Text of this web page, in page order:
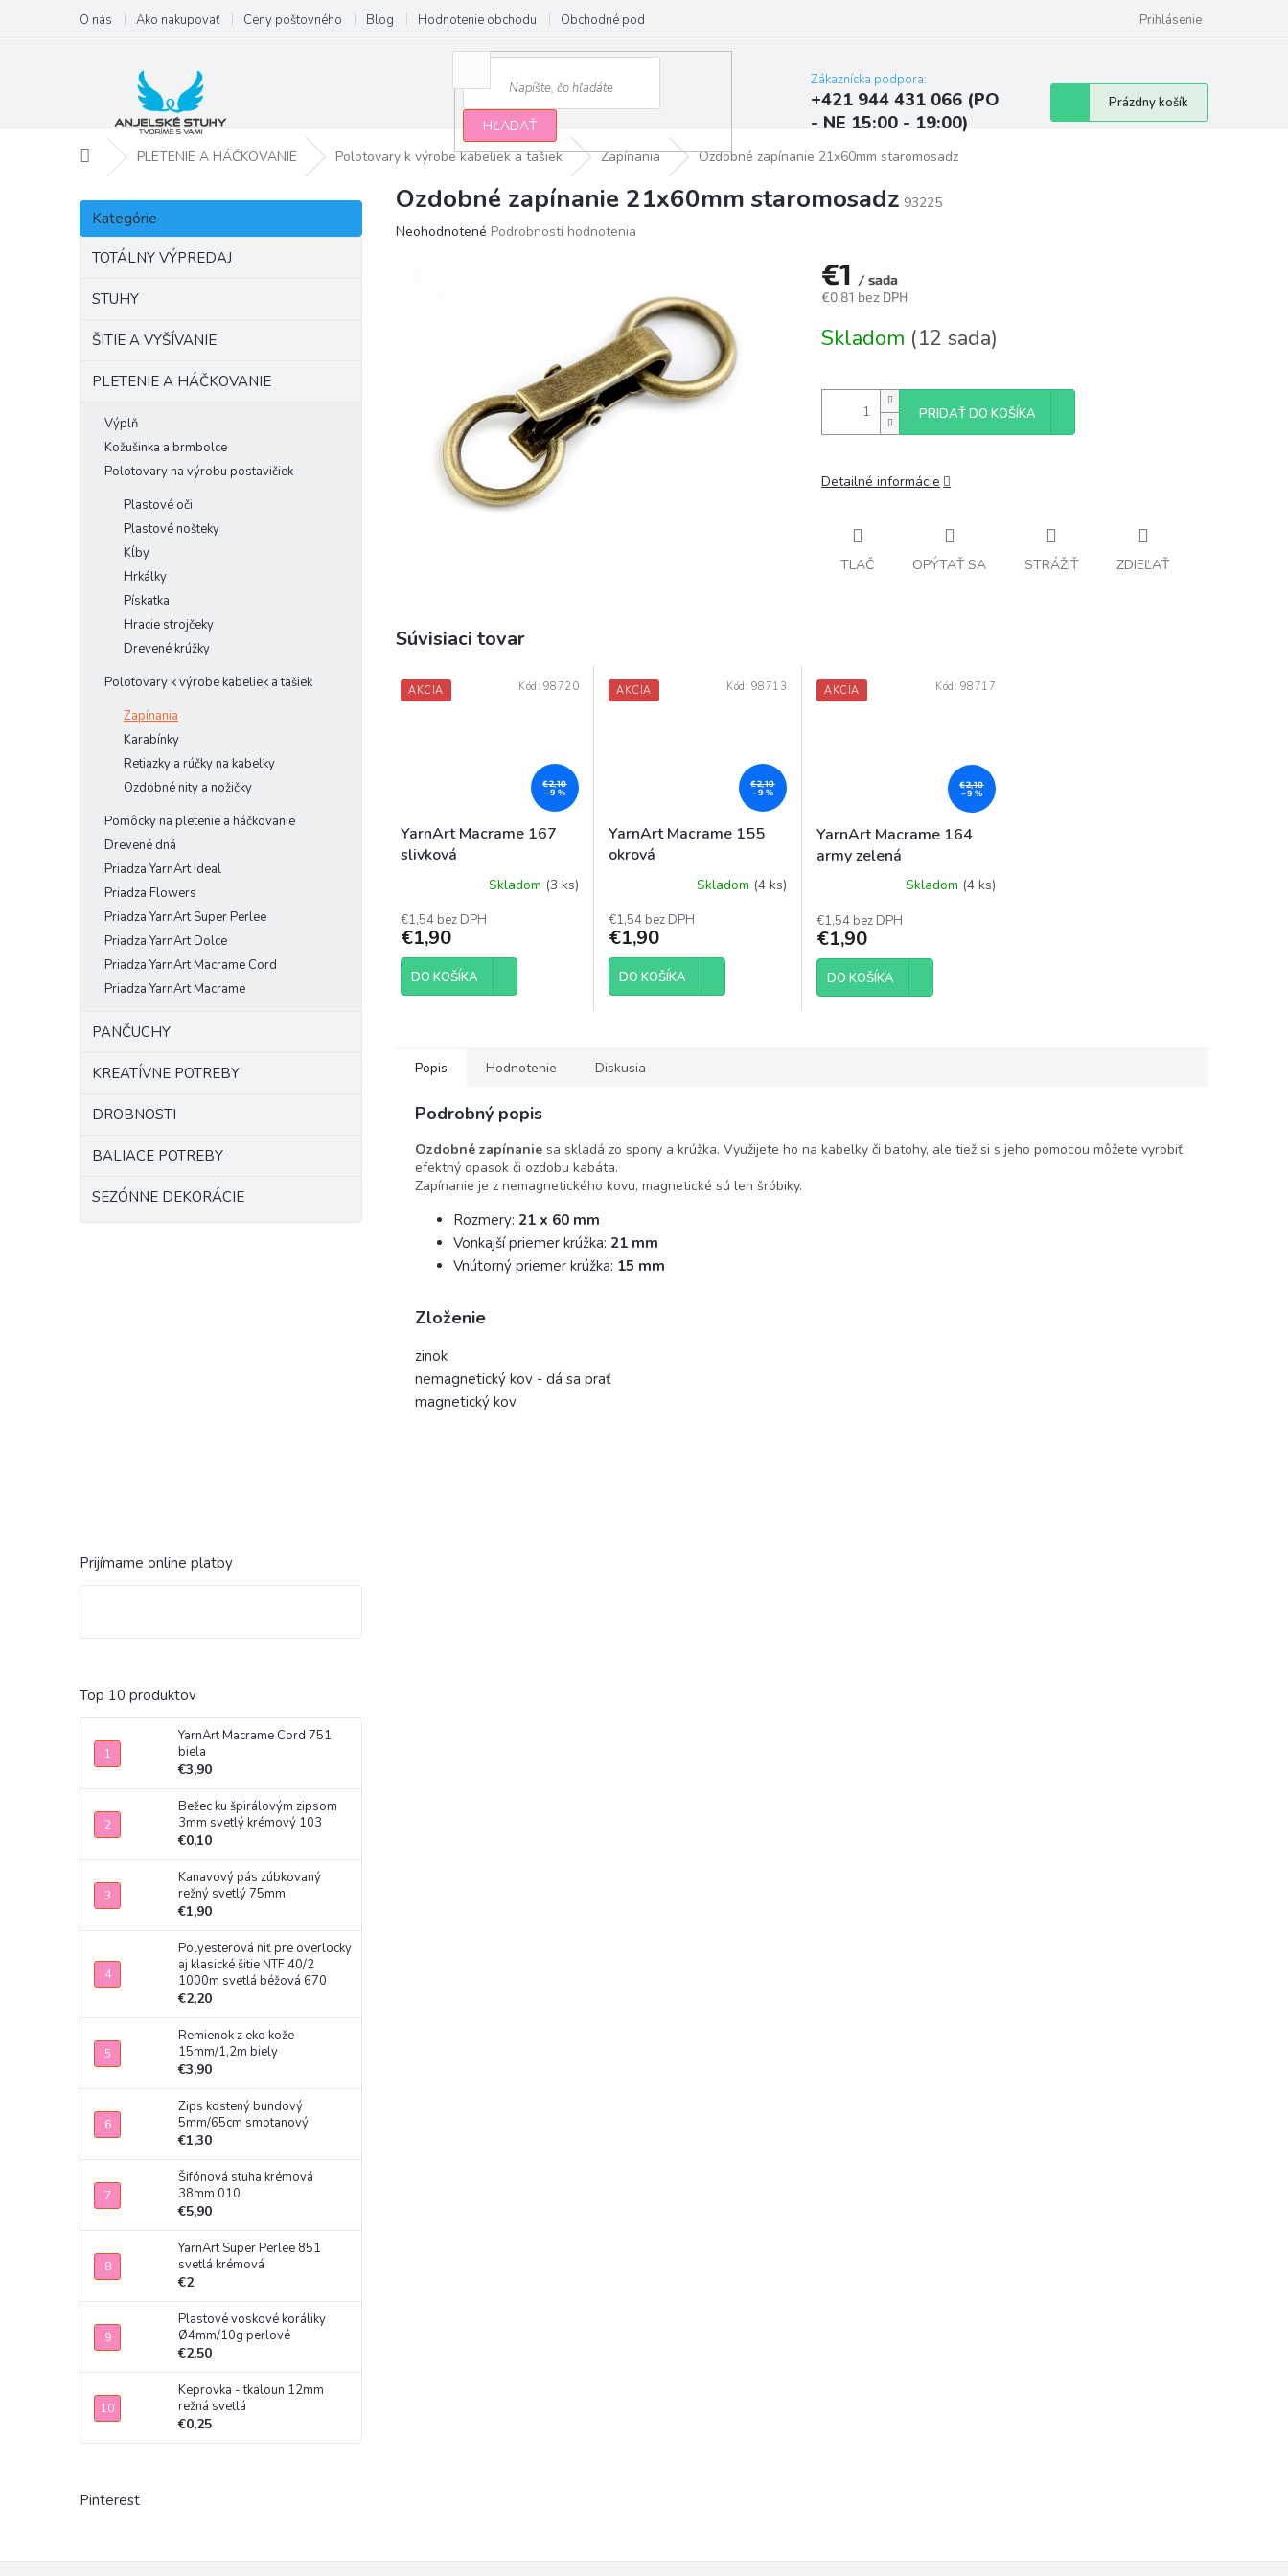
obsah
O nás Ako nakupovať Ceny poštovného Blog Hodnotenie obchodu Obchodné podmienky Najčastejšie otázky a odpovede
Prihlásenie
HĽADAŤ
Zákaznícka podpora:
+421 944 431 066 (PO
- NE 15:00 - 19:00)
Nákupný
košík
Prázdny košík
DomovPLETENIE A HÁČKOVANIE Polotovary k výrobe kabeliek a tašiek Zapínania Ozdobné zapínanie 21x60mm staromosadz
B
č
Preskočiť
kategórie
Kategórie
TOTÁLNY VÝPREDAJ
STUHY
ŠITIE A VYŠÍVANIE
PLETENIE A HÁČKOVANIE
Výplň
Kožušinka a brmbolce
Polotovary na výrobu postavičiek
Plastové oči
Plastové nošteky
Kĺby
Hrkálky
Pískatka
Hracie strojčeky
Drevené krúžky
Polotovary k výrobe kabeliek a tašiek
Zapínania
Karabínky
Retiazky a rúčky na kabelky
Ozdobné nity a nožičky
Pomôcky na pletenie a háčkovanie
Drevené dná
Priadza YarnArt Ideal
Priadza Flowers
Priadza YarnArt Super Perlee
Priadza YarnArt Dolce
Priadza YarnArt Macrame Cord
Priadza YarnArt Macrame
PANČUCHY
KREATÍVNE POTREBY
DROBNOSTI
BALIACE POTREBY
SEZÓNNE DEKORÁCIE
Prijímame online platby
Top 10 produktov
YarnArt Macrame Cord 751
biela
€3,90
Bežec ku špirálovým zipsom
3mm svetlý krémový 103
€0,10
Kanavový pás zúbkovaný
režný svetlý 75mm
€1,90
Polyesterová niť pre overlocky
aj klasické šitie NTF 40/2
1000m svetlá béžová 670
€2,20
Remienok z eko kože
15mm/1,2m biely
€3,90
Zips kostený bundový
5mm/65cm smotanový
€1,30
Šifónová stuha krémová
38mm 010
€5,90
YarnArt Super Perlee 851
svetlá krémová
€2
Plastové voskové koráliky
Ø4mm/10g perlové
€2,50
Keprovka - tkaloun 12mm
režná svetlá
€0,25
Pinterest
Ozdobné zapínanie 21x60mm staromosadz 93225
Priemerné
Neohodnotené Podrobnosti hodnotenia
€1 / sada
€0,81 bez DPH
cena:
Skladom (12 sada)
PRIDAŤ DO KOŠÍKA
Detailné informácie
TLAČ OPÝTAŤ SA STRÁŽIŤ ZDIEĽAŤ
Súvisiaci tovar
AKCIA
€2,10
–9 %
YarnArt Macrame 167
slivková
Skladom (3 ks)
€1,54 bez DPH
€1,90
DO KOŠÍKA
Kód: 98720 AKCIA
€2,10
–9 %
YarnArt Macrame 155
okrová
Skladom (4 ks)
€1,54 bez DPH
€1,90
DO KOŠÍKA
Kód: 98713 AKCIA
€2,10
–9 %
YarnArt Macrame 164
army zelená
Skladom (4 ks)
€1,54 bez DPH
€1,90
DO KOŠÍKA
Kód: 98717
Popis Hodnotenie Diskusia
Podrobný popis
Ozdobné zapínanie sa skladá zo spony a krúžka. Využijete ho na kabelky či batohy, ale tiež si s jeho pomocou môžete vyrobiť
efektný opasok či ozdobu kabáta.
Zapínanie je z nemagnetického kovu, magnetické sú len šróbiky.
Rozmery: 21 x 60 mm
Vonkajší priemer krúžka: 21 mm
Vnútorný priemer krúžka: 15 mm
Zloženie
zinok
nemagnetický kov - dá sa prať
magnetický kov